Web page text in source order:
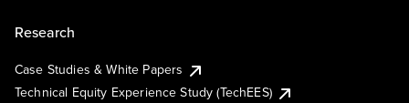
Research
Case Studies & White Papers
Technical Equity Experience Study (TechEES)